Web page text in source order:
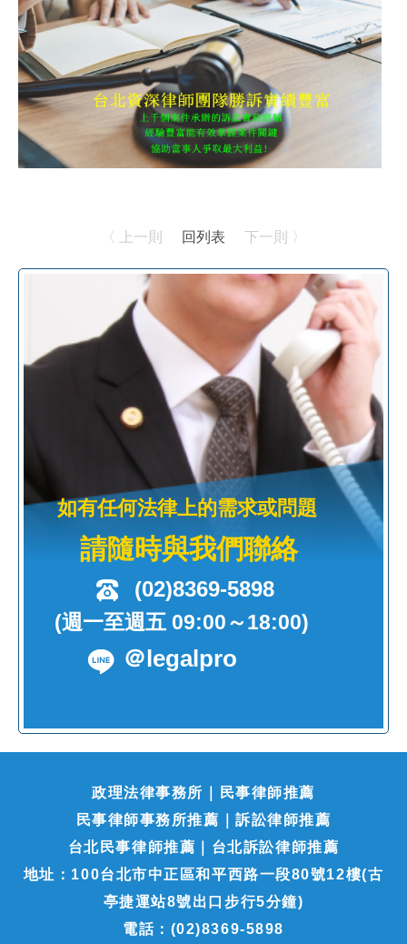
〈 上一則 回列表 下一則 〉
如有任何法律上的需求或問題
請隨時與我們聯絡
(02)8369-5898
(週一至週五 09:00～18:00)
＠legalpro
政理法律事務所｜民事律師推薦
民事律師事務所推薦｜訴訟律師推薦
台北民事律師推薦｜台北訴訟律師推薦
地址：100台北市中正區和平西路一段80號12樓(古
亭捷運站8號出口步行5分鐘)
電話：(02)8369-5898